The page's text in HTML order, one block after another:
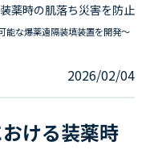
薬時の肌落ち災害を防止
能な爆薬遠隔装填装置を開発～
2026/02/04
ける装薬時